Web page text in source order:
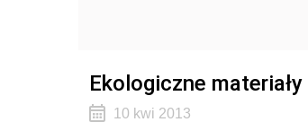
Ekologiczne
10 kwi 2013